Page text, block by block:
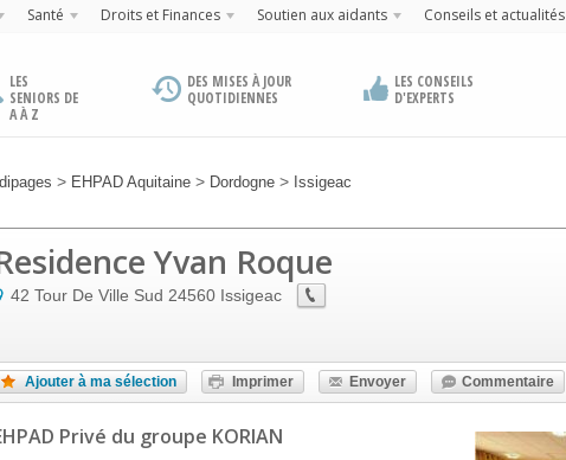
Santé Droits et Finances Soutien aux aidants Conseils et actualités
LES
SENIORS DE
A À Z
DES MISES À JOUR
QUOTIDIENNES
LES CONSEILS
D'EXPERTS
> EHPAD Aquitaine > Dordogne > Issigeac
Yvan Roque
42 Tour De Ville Sud 24560 Issigeac
Ajouter à ma sélection Imprimer Envoyer Commentaire
Privé du groupe KORIAN